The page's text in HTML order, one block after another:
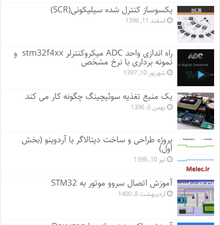
یکسوساز کنترل شده سیلیکونی(SCR)
اسفند 11, 1396
راه اندازی واحد ADC میکروکنترلر stm32f4xx و
نمونه برداری با نرخ مشخص
شهریور 10, 1397
یک منبع تغذیه سوئیچینگ چگونه کار می کند
بهمن 6, 1396
پروژه طراحی و ساخت دیتالاگر با آردوینو (بخش
اول)
تیر 10, 1396
آموزش اتصال سروو موتور به STM32
اردیبهشت 8, 1400